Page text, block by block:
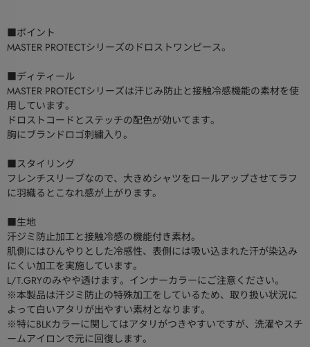
■ポイント
MASTER PROTECTシリーズのドロストワンピース。
■ディティール
MASTER PROTECTシリーズは汗じみ防止と接触冷感機能の素材を使
用しています。
ドロストコードとステッチの配色が効いてます。
胸にブランドロゴ刺繍入り。
■スタイリング
フレンチスリーブなので、大きめシャツをロールアップさせてラフ
に羽織るとこなれ感が上がります。
■生地
汗ジミ防止加工と接触冷感の機能付き素材。
肌側にはひんやりとした冷感性、表側には吸い込まれた汗が染込み
にくい加工を実施しています。
L/T.GRYのみやや透けます。インナーカラーにご注意ください。
※本製品は汗ジミ防止の特殊加工をしているため、取り扱い状況に
よって白いアタリが出やすい素材となります。
※特にBLKカラーに関してはアタリがつきやすいですが、洗濯やスチ
ームアイロンで元に回復します。